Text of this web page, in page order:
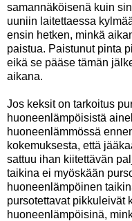
samannäköisenä kuin
uuniin laitettaessa
ensin hetken, minkä
paistua. Paistunut pinta
eikä se pääse tämän
aikana.
Jos keksit on tarkoitus
huoneenlämpöisistä
huoneenlämmössä
kokemuksesta, että
sattuu ihan kiitettävän
taikina ei myöskään
huoneenlämpöinen
pursotettavat pikkuleivät
huoneenlämpöisinä,